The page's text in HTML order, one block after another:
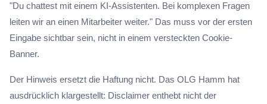
"Du chattest mit einem KI-Assistenten. Bei komplexen Fragen
leiten wir an einen Mitarbeiter weiter." Das muss vor der ersten
Eingabe sichtbar sein, nicht in einem versteckten Cookie-
Banner.
Der Hinweis ersetzt die Haftung nicht. Das OLG Hamm hat
ausdrücklich klargestellt: Disclaimer enthebt nicht der